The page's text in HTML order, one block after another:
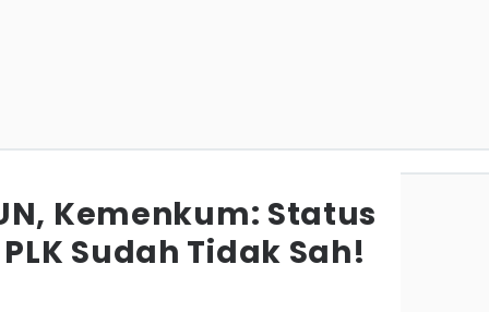
Kemenkum: Status
Sudah Tidak Sah!